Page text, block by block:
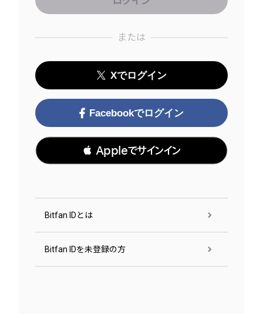
または
Xでログイン
Facebookでログイン
 Appleでサインイン
Bitfan IDとは
Bitfan IDを未登録の方